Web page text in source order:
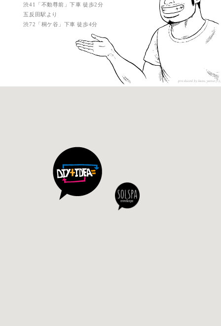
渋41「不動尊前」下車 徒歩2分
五反田駅より
渋72「桐ケ谷」下車 徒歩4分
produced by kazu.yanseさん